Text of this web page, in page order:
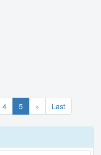
4 5 » Last